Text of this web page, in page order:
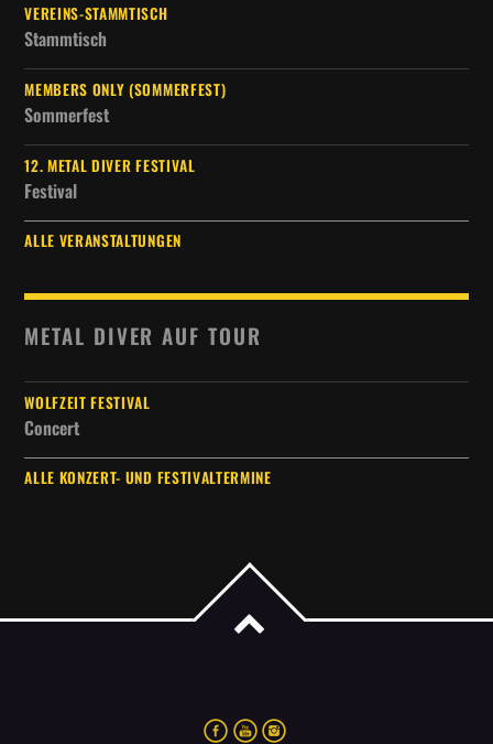
VEREINS-STAMMTISCH
Stammtisch
MEMBERS ONLY (SOMMERFEST)
Sommerfest
12. METAL DIVER FESTIVAL
Festival
ALLE VERANSTALTUNGEN
METAL DIVER AUF TOUR
WOLFZEIT FESTIVAL
Concert
ALLE KONZERT- UND FESTIVALTERMINE